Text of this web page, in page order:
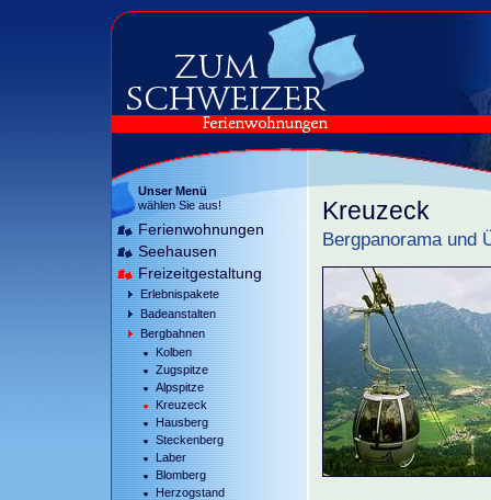
Unser Menü
wählen Sie aus!
Ferienwohnungen
Seehausen
Freizeitgestaltung
Erlebnispakete
Badeanstalten
Bergbahnen
Kolben
Zugspitze
Alpspitze
Kreuzeck
Hausberg
Steckenberg
Laber
Blomberg
Herzogstand
Kreuzeck
Bergpanorama und